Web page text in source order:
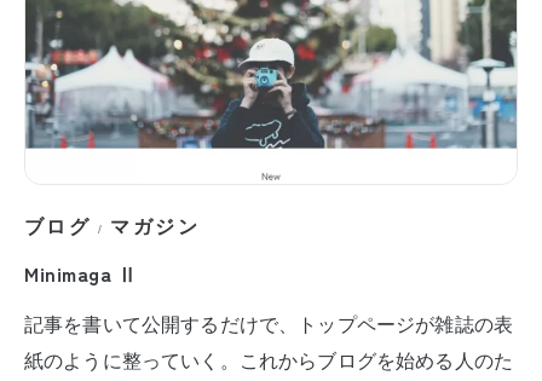
ブログ / マガジン
Minimaga Ⅱ
記事を書いて公開するだけで、トップページが雑誌の表
紙のように整っていく。これからブログを始める人のた